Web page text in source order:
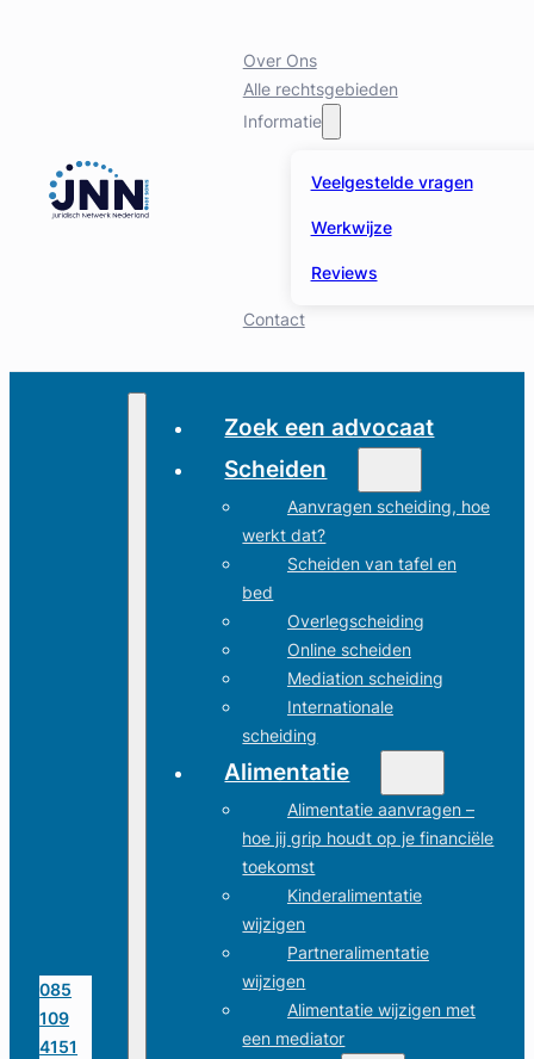
Over Ons
Alle rechtsgebieden
Informatie
Veelgestelde vragen
Werkwijze
Reviews
Contact
085
109
4151
Zoek een advocaat
Scheiden
Aanvragen scheiding, hoe
werkt dat?
Scheiden van tafel en
bed
Overlegscheiding
Online scheiden
Mediation scheiding
Internationale
scheiding
Alimentatie
Alimentatie aanvragen –
hoe jij grip houdt op je financiële
toekomst
Kinderalimentatie
wijzigen
Partneralimentatie
wijzigen
Alimentatie wijzigen met
een mediator